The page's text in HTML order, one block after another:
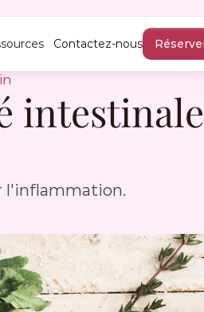
Contactez-nous
intestinale
l'inflammation.